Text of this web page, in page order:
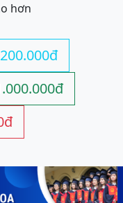
hơn
200.000đ